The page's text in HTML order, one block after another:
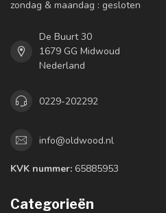
zondag & maandag : gesloten
De Buurt 30
1679 GG Midwoud
Nederland
0229-202292
info@oldwood.nl
KVK nummer: 65885953
Categorieën